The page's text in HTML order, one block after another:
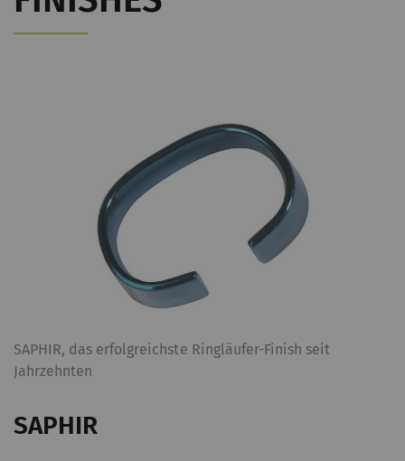
SAPHIR, das erfolgreichste Ringläufer-Finish seit
Jahrzehnten
SAPHIR